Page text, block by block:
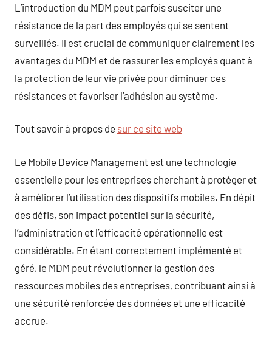
L’introduction du MDM peut parfois susciter une
résistance de la part des employés qui se sentent
surveillés. Il est crucial de communiquer clairement les
avantages du MDM et de rassurer les employés quant à
la protection de leur vie privée pour diminuer ces
résistances et favoriser l’adhésion au système.
Tout savoir à propos de sur ce site web
Le Mobile Device Management est une technologie
essentielle pour les entreprises cherchant à protéger et
à améliorer l’utilisation des dispositifs mobiles. En dépit
des défis, son impact potentiel sur la sécurité,
l’administration et l’efficacité opérationnelle est
considérable. En étant correctement implémenté et
géré, le MDM peut révolutionner la gestion des
ressources mobiles des entreprises, contribuant ainsi à
une sécurité renforcée des données et une efficacité
accrue.